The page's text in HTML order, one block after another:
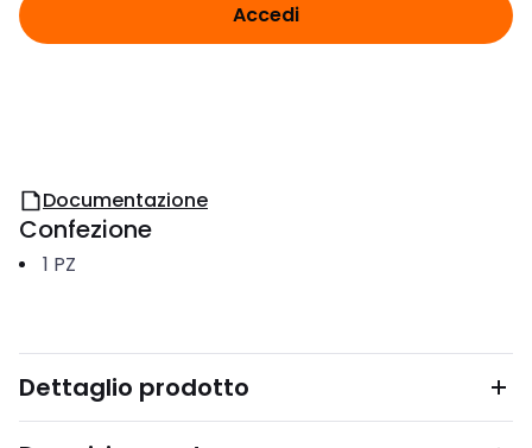
Accedi
Documentazione
Confezione
1 PZ
Dettaglio prodotto